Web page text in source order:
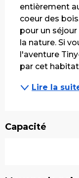
entièrement
coeur des
pour un
la nature. Si
l'aventure
par cet
Lire la
Capacité